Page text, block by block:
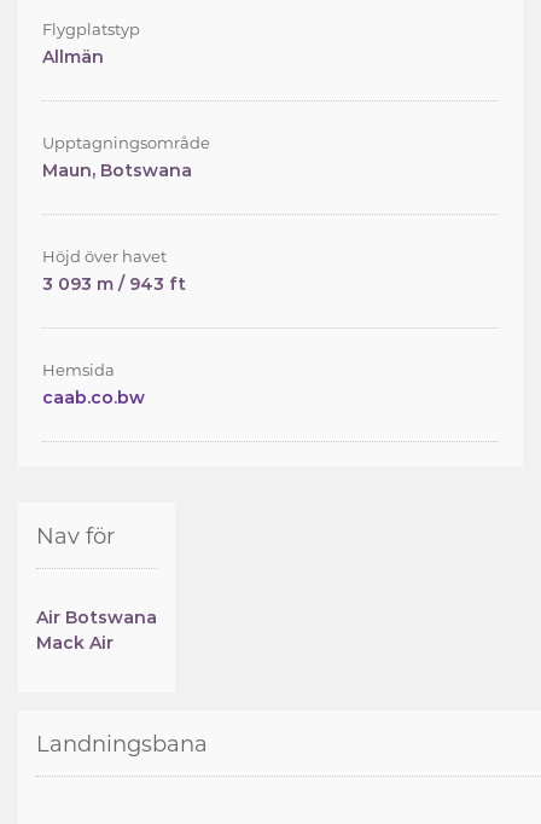
Flygplatstyp
Allmän
Upptagningsområde
Maun, Botswana
Höjd över havet
3 093 m / 943 ft
Hemsida
caab.co.bw
Nav för
Air Botswana
Mack Air
Landningsbana